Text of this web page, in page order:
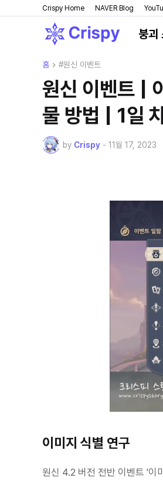
Crispy Home NAVER Blog
붕괴
홈 #원신 이벤트
원신 이벤트 |
물 방법 | 1일
by Crispy - 11월 17, 2023
이미지 식별 연구
원신 4.2 버전 전반 이벤트 '이